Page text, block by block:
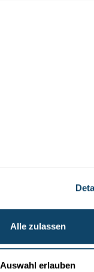
Alle zulassen
Auswahl erlauben